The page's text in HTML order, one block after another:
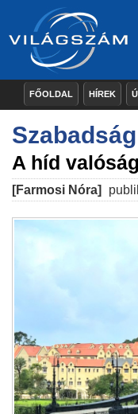
FŐOLDAL HÍREK
A híd
[Farmosi Nóra]